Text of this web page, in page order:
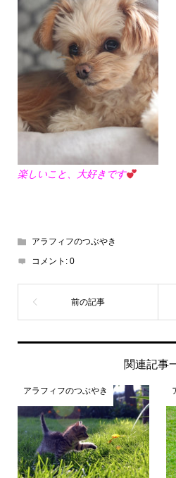
楽しいこと、大好きです
アラフィフのつぶやき
コメント: 0
関連記事
アラフィフのつぶやき